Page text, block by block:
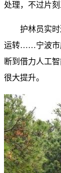
处理，不过片刻
护林员实
运转……宁波市
断到借力人工
很大提升。